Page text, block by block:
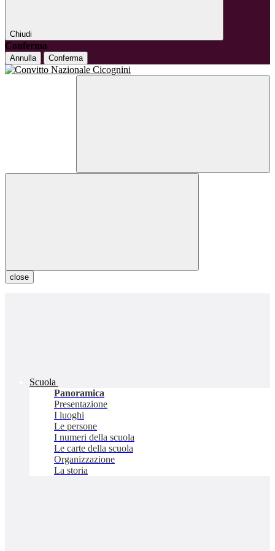
Chiudi
Conferma
Annulla Conferma
close
Scuola
Panoramica
Presentazione
I luoghi
Le persone
I numeri della scuola
Le carte della scuola
Organizzazione
La storia